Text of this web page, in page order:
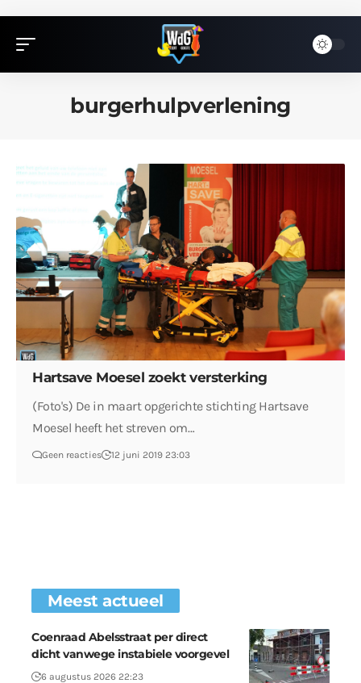
burgerhulpverlening
Hartsave Moesel zoekt versterking
(Foto's) De in maart opgerichte stichting Hartsave
Moesel heeft het streven om…
Geen reacties 12 juni 2019 23:03
Meest actueel
Coenraad Abelsstraat per direct
dicht vanwege instabiele voorgevel
6 augustus 2026 22:23